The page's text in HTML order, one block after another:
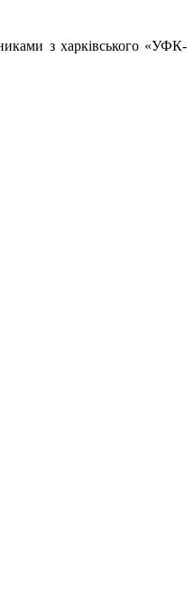
з харківського «УФК-